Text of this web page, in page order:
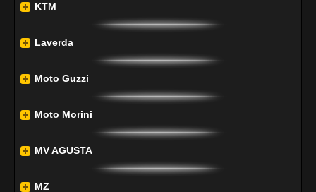
KTM
Laverda
Moto Guzzi
Moto Morini
MV AGUSTA
MZ